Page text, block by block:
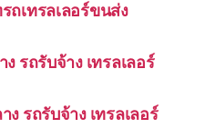
ถเทรลเลอร์ขนส่ง
รถรับจ้าง เทรลเลอร์
รถรับจ้าง เทรลเลอร์